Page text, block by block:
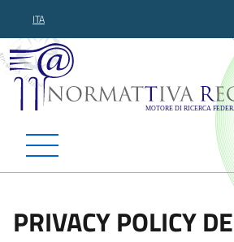
ITA
Normattiva
PRIVACY POLICY